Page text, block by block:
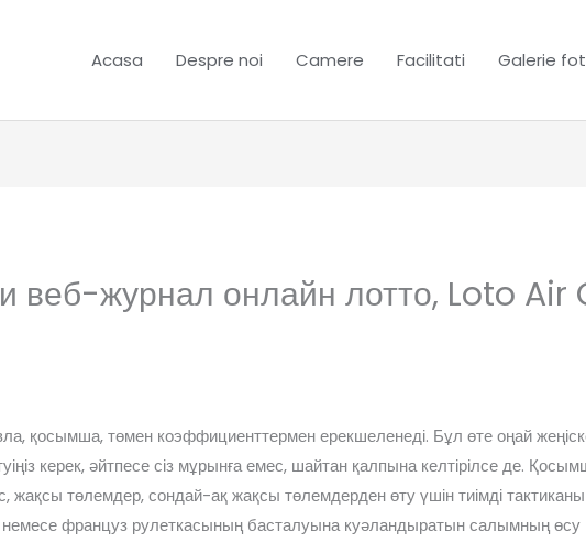
Acasa Despre noi Camere Facilitati Galerie
веб-журнал онлайн лотто, Loto
қосымша, төмен коэффициенттермен ерекшеленеді. Бұл өте оңай жеңіске
керек, әйтпесе сіз мұрынға емес, шайтан қалпына келтірілсе де.
жақсы төлемдер, сондай-ақ жақсы төлемдерден өту үшін тиімді
француз рулеткасының басталуына куәландыратын салымның өсу